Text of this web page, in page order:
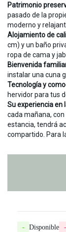
Patrimonio
pasado de la
moderno y
Alojamiento de
cm) y un baño
ropa de cama y
Bienvenida
instalar una cuna
Tecnología y
hervidor para tus
Su experiencia en
cada mañana,
estancia, tendrá
compartido. Para
- Disponible -